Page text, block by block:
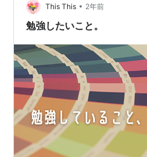
ブログ記事にしました。
人はお風…
This This • 2年前
勉強したいこと。